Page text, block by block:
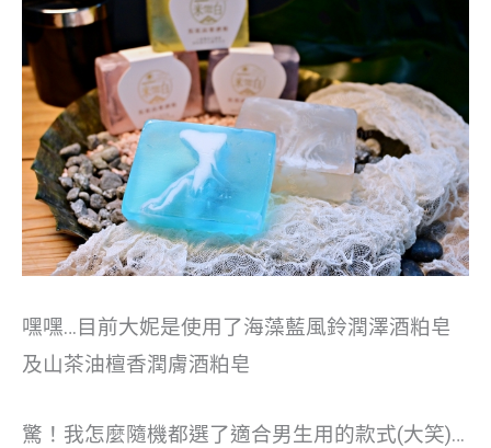
嘿嘿…目前大妮是使用了海藻藍風鈴潤澤酒粕皂
及山茶油檀香潤膚酒粕皂
驚！我怎麼隨機都選了適合男生用的款式(大笑)…